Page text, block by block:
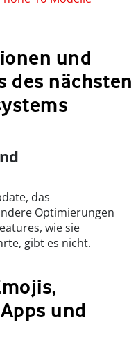
und
des nächsten
das
Optimierungen
wie sie
gibt es nicht.
und